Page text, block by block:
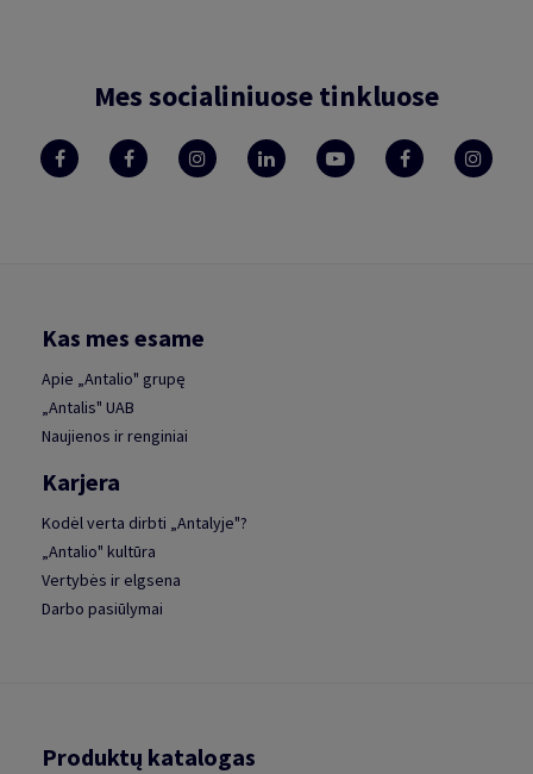
Mes socialiniuose tinkluose
Kas mes esame
Apie „Antalio" grupę
„Antalis" UAB
Naujienos ir renginiai
Karjera
Kodėl verta dirbti „Antalyje"?
„Antalio" kultūra
Vertybės ir elgsena
Darbo pasiūlymai
Produktų katalogas